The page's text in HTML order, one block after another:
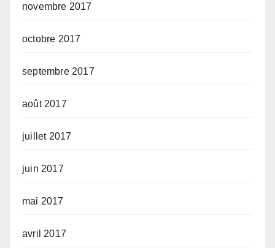
novembre 2017
octobre 2017
septembre 2017
août 2017
juillet 2017
juin 2017
mai 2017
avril 2017